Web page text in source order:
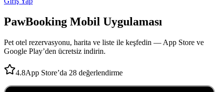
PawBooking Mobil Uygulaması
Pet otel rezervasyonu, harita ve liste ile keşfedin — App Store ve
Google Play’den ücretsiz indirin.
4.8App Store’da 28 değerlendirme